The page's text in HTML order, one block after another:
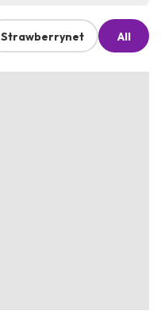
All
Strawberrynet